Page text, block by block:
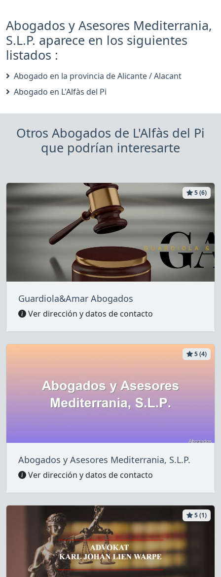
Abogados y Asesores Mediterrania,
S.L.P. aparece en los siguientes
listados :
Abogado en la provincia de Alicante / Alacant
Abogado en L'Alfàs del Pi
Otros Abogados de L'Alfàs del Pi
que podrían interesarte
5 (6)
Guardiola&Amar Abogados
Ver dirección y datos de contacto
5 (4)
Abogados y Asesores Mediterrania, S.L.P.
Ver dirección y datos de contacto
5 (1)